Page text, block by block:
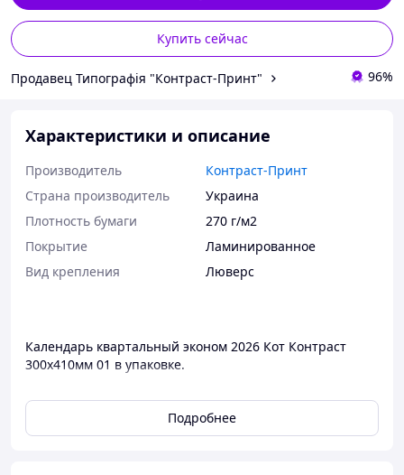
Купить сейчас
Продавец Типографія "Контраст-Принт" 96%
Характеристики и описание
Производитель
Контраст-Принт
Страна производитель
Украина
Плотность бумаги
270 г/м2
Покрытие
Ламинированное
Вид крепления
Люверс
Календарь квартальный эконом 2026 Кот Контраст
300х410мм 01 в упаковке.
бегунком / окошком. Шапка с ламинатом глянец,
люверс.
Подробнее